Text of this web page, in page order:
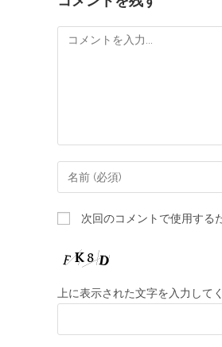
次回のコメントで使用する
上に表示された文字を入力して